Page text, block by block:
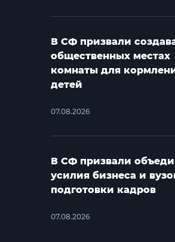
В СФ призвали
общественных местах
комнаты для
детей
07.08.2026
В СФ призвали
усилия бизнеса и
подготовки кадров
07.08.2026